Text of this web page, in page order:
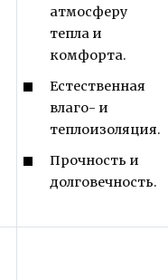
атмосферу
тепла и
комфорта.
Естественная
влаго- и
теплоизоляция.
Прочность и
долговечность.